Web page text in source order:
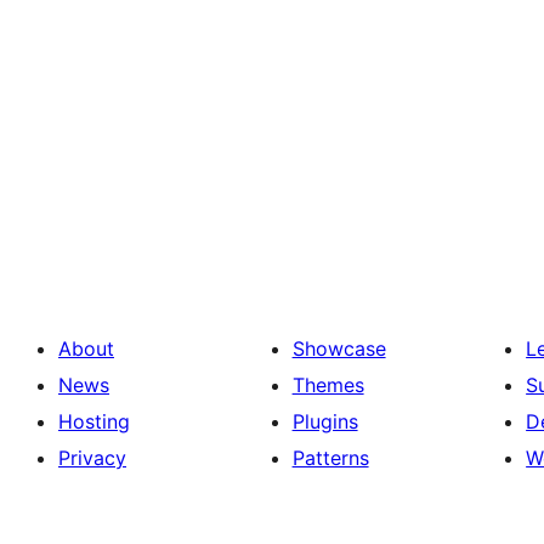
About
News
Hosting
Privacy
Showcase
Themes
Plugins
Patterns